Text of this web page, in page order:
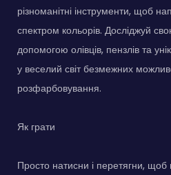
різноманітні інструменти, щоб
спектром кольорів. Досліджуй
допомогою олівців, пензлів та
у веселий світ безмежних
розфарбовування.
Як грати
Просто натисни і перетягни,